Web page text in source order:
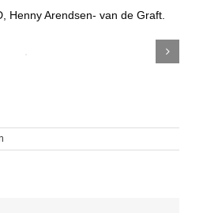
Henny Arendsen- van de Graft.